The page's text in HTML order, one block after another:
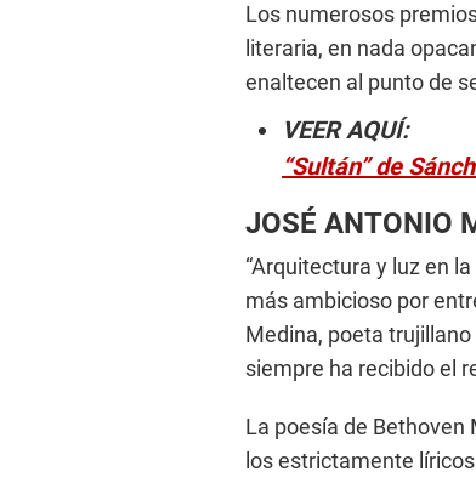
Los numerosos
literaria, en nada
enaltecen al punto de
VEER AQUÍ:
“Sultán” de
JOSÉ ANTONIO
“Arquitectura y luz en
más ambicioso por
Medina, poeta
siempre ha recibido el
La poesía de Bethoven
los estrictamente